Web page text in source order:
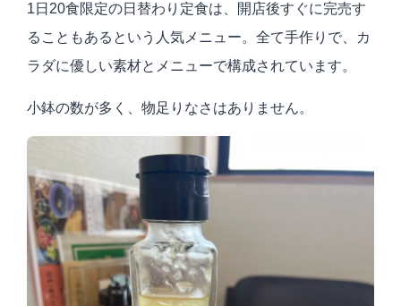
1日20食限定の日替わり定食は、開店後すぐに完売す
ることもあるという人気メニュー。全て手作りで、カ
ラダに優しい素材とメニューで構成されています。
小鉢の数が多く、物足りなさはありません。